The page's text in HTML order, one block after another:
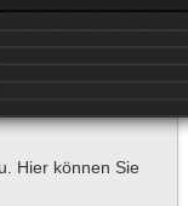
Hier können Sie